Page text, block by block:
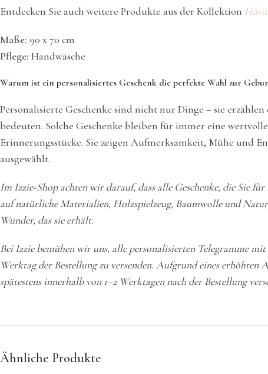
Entdecken Sie auch weitere Produkte aus der Kollektion
Maße: 90 x 70 cm
Pflege: Handwäsche
Warum ist ein personalisiertes Geschenk die perfekte Wahl zur
Personalisierte Geschenke sind nicht nur Dinge – sie
bedeuten. Solche Geschenke bleiben für immer eine
Erinnerungsstücke. Sie zeigen Aufmerksamkeit, Mühe und
ausgewählt.
Im Izzie-Shop achten wir darauf, dass alle Geschenke, die Sie
auf natürliche Materialien, Holzspielzeug, Baumwolle und
Wunder, das sie erhält.
Bei Izzie bemühen wir uns, alle personalisierten Telegramme
Werktag der Bestellung zu versenden. Aufgrund eines
spätestens innerhalb von 1–2 Werktagen nach der Bestellung
Ähnliche Produkte